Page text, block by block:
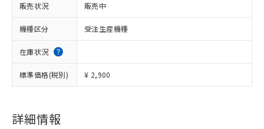
販売状況 販売中
機種区分 受注生産機種
在庫状況
標準価格(税別) ¥ 2,900
詳細情報